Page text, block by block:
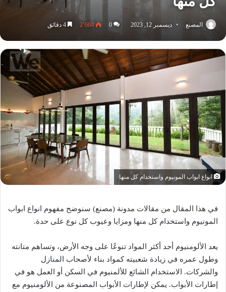
المصنع ديسمبر 12, 2023 0 2٬664
انواع ابواب المونيوم واستخدام كل منها
في هذا المقال من مقالات مدونة (مصنع) سنوضح مفهوم انواع ابواب
المونيوم واستخدام كل منها ومزايا وعيوب كل نوع على حدة.
يعد الألومنيوم أحد أكثر المواد تنوعًا على وجه الأرض، وتساهم متانته
وطول عمره في زيادة شعبيته كمواد بناء لأصحاب المنازل
والشركات. الاستخدام الشائع للألمنيوم في السكن أو العمل هو في
إطارات الأبواب. يمكن لإطارات الأبواب المصنوعة من الألومنيوم مع